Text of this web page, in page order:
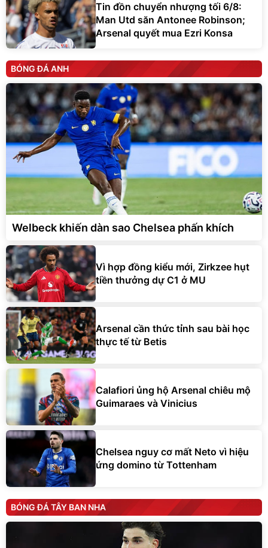
Tin đồn chuyển nhượng tối 6/8:
Man Utd săn Antonee Robinson;
Arsenal quyết mua Ezri Konsa
BÓNG ĐÁ ANH
Welbeck khiến dàn sao Chelsea phấn khích
Vì hợp đồng kiểu mới, Zirkzee hụt
tiền thưởng dự C1 ở MU
Arsenal cần thức tỉnh sau bài học
thực tế từ Betis
Calafiori ủng hộ Arsenal chiêu mộ
Guimaraes và Vinicius
Chelsea nguy cơ mất Neto vì hiệu
ứng domino từ Tottenham
BÓNG ĐÁ TÂY BAN NHA